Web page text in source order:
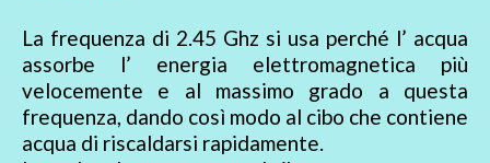
La frequenza di 2.45 Ghz si usa perché l’ acqua
assorbe l’ energia elettromagnetica più
velocemente e al massimo grado a questa
frequenza, dando così modo al cibo che contiene
acqua di riscaldarsi rapidamente.